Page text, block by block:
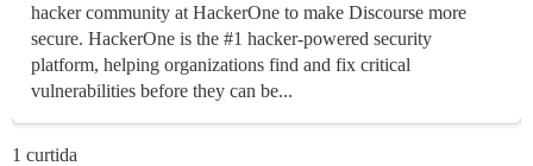
hacker community at HackerOne to make Discourse more
secure. HackerOne is the #1 hacker-powered security
platform, helping organizations find and fix critical
vulnerabilities before they can be...
1 curtida